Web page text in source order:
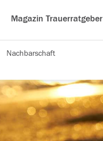
Magazin Trauerratgeber
Nachbarschaft